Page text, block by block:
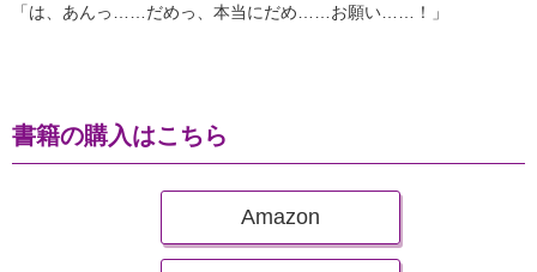
「は、あんっ……だめっ、本当にだめ……お願い……！」
書籍の購入はこちら
Amazon